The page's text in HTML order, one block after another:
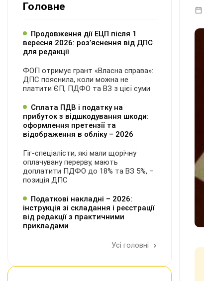
Головне
Продовження дії ЕЦП після 1
вересня 2026: розʼяснення від ДПС
для редакції
ФОП отримує грант «Власна справа»:
ДПС пояснила, коли можна не
платити ЄП, ПДФО та ВЗ з цієї суми
Сплата ПДВ і податку на
прибуток з відшкодування шкоди:
оформлення претензії та
відображення в обліку – 2026
Гіг-спеціалісти, які мали щорічну
оплачувану перерву, мають
доплатити ПДФО до 18% та ВЗ 5%, –
позиція ДПС
Податкові накладні – 2026:
інструкція зі складання і реєстрації
від редакції з практичними
прикладами
Усі головні